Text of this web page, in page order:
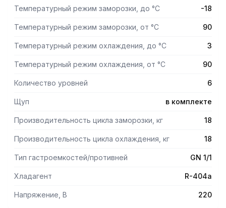
Противни и гастроёмкости не входят в комплект
Допустимая влажность воздуха: от 40 до 70 %
Ускоренная заморозка по заданной температуре
Ускоренная заморозка по заданному времени
Деликатная заморозка по заданной температуре
Ускоренное охлаждение по заданной температуре
Разморозка замороженных продуктов
Автоматическая оттайка
После охлаждения или заморозки аппарат переходит в
Температурный режим заморозки, до °С -18
Температурный режим заморозки, от °С 90
Температурный режим охлаждения, до °С 3
Температурный режим охлаждения, от °С 90
Количество уровней 6
Щуп в комплекте
Производительность цикла заморозки, кг 18
Производительность цикла охлаждения, кг 18
Тип гастроемкостей/противней GN 1/1
Хладагент R-404a
Напряжение, В 220